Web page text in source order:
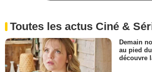
Toutes les actus Ciné &
Demain
au pied
découvre